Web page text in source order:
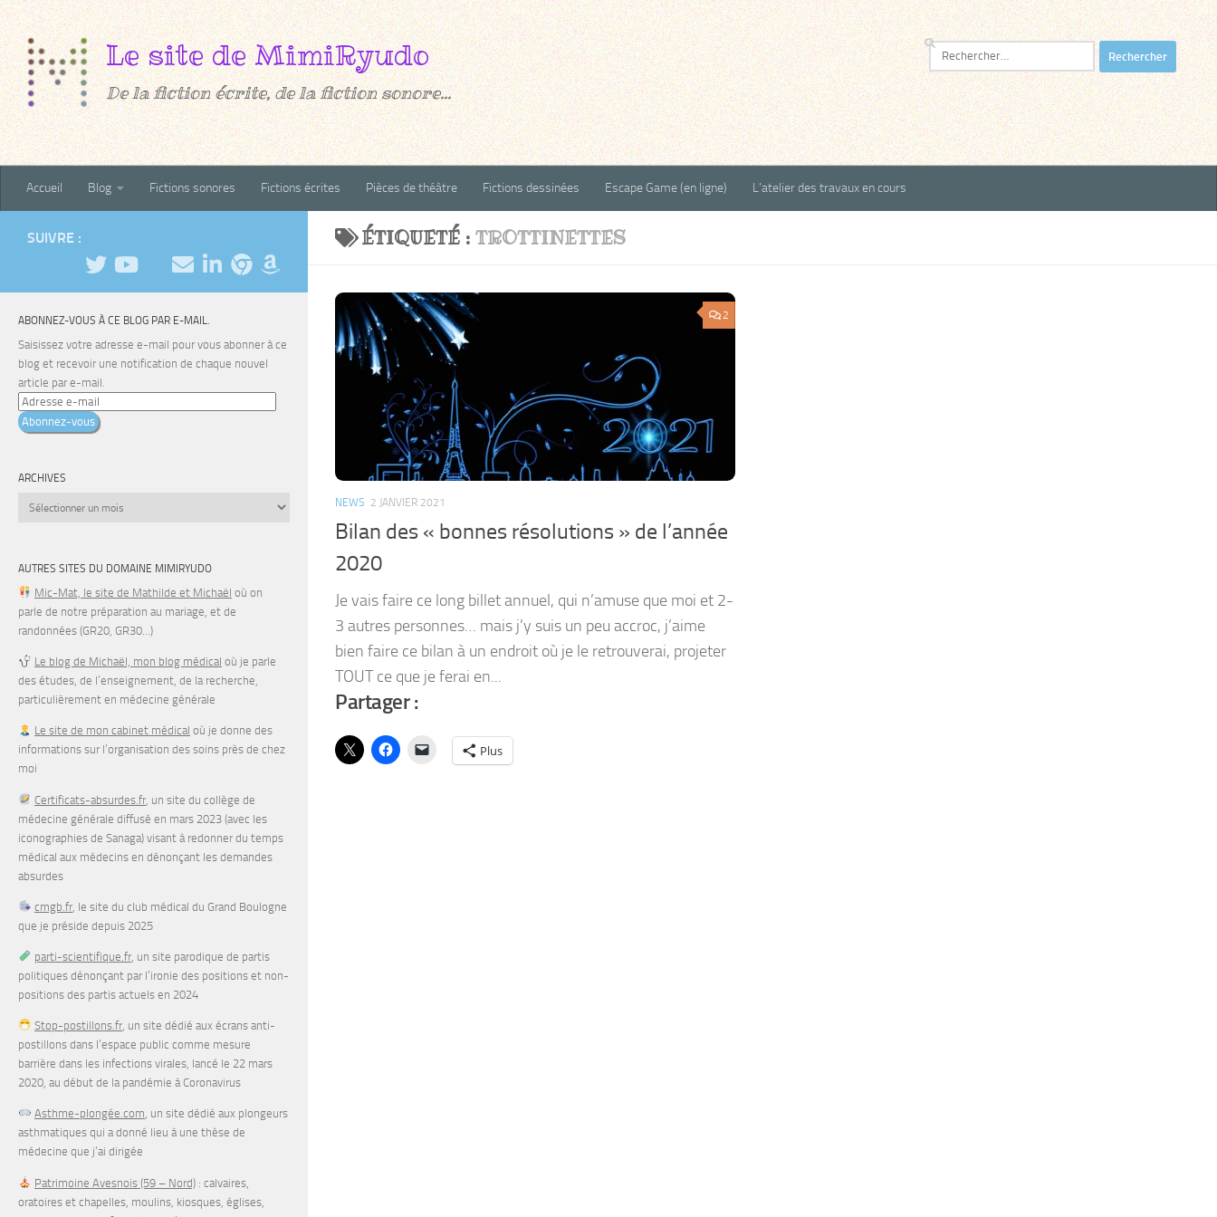
Au dessous du contenu
De la fiction écrite, de la fiction sonore...
Rechercher :
Accueil Blog Fictions sonores Fictions écrites Pièces de théâtre Fictions dessinées Escape Game (en ligne) L’atelier des travaux en cours
ÉTIQUETÉ : TROTTINETTES
2
NEWS 2 JANVIER 2021
Bilan des « bonnes résolutions » de l’année
2020
Je vais faire ce long billet annuel, qui n’amuse que moi et 2-
3 autres personnes… mais j’y suis un peu accroc, j’aime
bien faire ce bilan à un endroit où je le retrouverai, projeter
TOUT ce que je ferai en...
Partager :
Plus
SUIVRE :
ABONNEZ-VOUS À CE BLOG PAR E-MAIL.
Saisissez votre adresse e-mail pour vous abonner à ce
blog et recevoir une notification de chaque nouvel
article par e-mail.
Adresse
e-Abonnez-vous
ARCHIVES
Archives
AUTRES SITES DU DOMAINE MIMIRYUDO
Mic-Mat, le site de Mathilde et Michaël où on
parle de notre préparation au mariage, et de
randonnées (GR20, GR30…)
Le blog de Michaël, mon blog médical où je parle
des études, de l’enseignement, de la recherche,
particulièrement en médecine générale
Le site de mon cabinet médical où je donne des
informations sur l’organisation des soins près de chez
moi
Certificats-absurdes.fr , un site du collège de
médecine générale diffusé en mars 2023 (avec les
iconographies de Sanaga) visant à redonner du temps
médical aux médecins en dénonçant les demandes
absurdes
cmgb.fr , le site du club médical du Grand Boulogne
que je préside depuis 2025
parti-scientifique.fr , un site parodique de partis
politiques dénonçant par l’ironie des positions et non-
positions des partis actuels en 2024
Stop-postillons.fr, un site dédié aux écrans anti-
postillons dans l’espace public comme mesure
barrière dans les infections virales, lancé le 22 mars
2020, au début de la pandémie à Coronavirus
Asthme-plongée.com, un site dédié aux plongeurs
asthmatiques qui a donné lieu à une thèse de
médecine que j’ai dirigée
Patrimoine Avesnois (59 – Nord) : calvaires,
oratoires et chapelles, moulins, kiosques, églises,